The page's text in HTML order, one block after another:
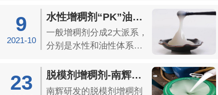
错的选择。 （...
使用它们，那你又是否知
道它们和我们一样是需要
洗澡的呢？这款电脑清洁
剂含有非离子型表面活性
成分、抗静电成分、溶剂
稳...
9
2021-10
水性增稠剂“PK”油性增稠剂鹿死谁手
一般增稠剂分成2大派系，
分别是水性和油性体系，
用的增稠剂之一。增稠剂
是一种流变助剂，一般都
23 脱模剂增稠剂-南辉厂家定制透明增稠剂效果好...
南辉研发的脱模剂增稠剂